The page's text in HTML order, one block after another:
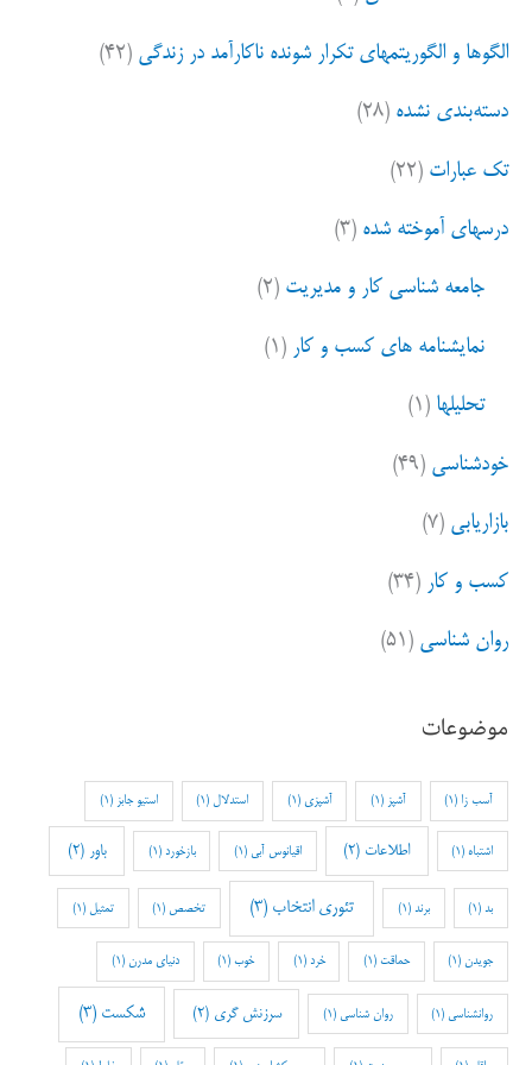
الگوها و الگوریتمهای تکرار شونده ناکارآمد در زندگی (۴۲)
دسته‌بندی نشده (۲۸)
تک عبارات (۲۲)
درسهای آموخته شده (۳)
جامعه شناسی کار و مدیریت (۲)
نمایشنامه های کسب و کار (۱)
تحلیلها (۱)
خودشناسی (۴۹)
بازاریابی (۷)
کسب و کار (۳۴)
روان شناسی (۵۱)
موضوعات
آسب زا (1) آشپز (1) آشپزی (1) استدلال (1) استیو جابز (1)
اشتباه (1) اطلاعات (2) اقیانوس آبی (1) بازخورد (1) باور (2)
بد(1) برند (1) تئوری انتخاب (3) تخصص (1) تمثیل (1)
جویدن (1) حماقت (1) خرد (1) خوب(1) دنیای مدرن (1)
روانشناسی (1) روان شناسی (1) سرزنش گری (2) شکست (3)